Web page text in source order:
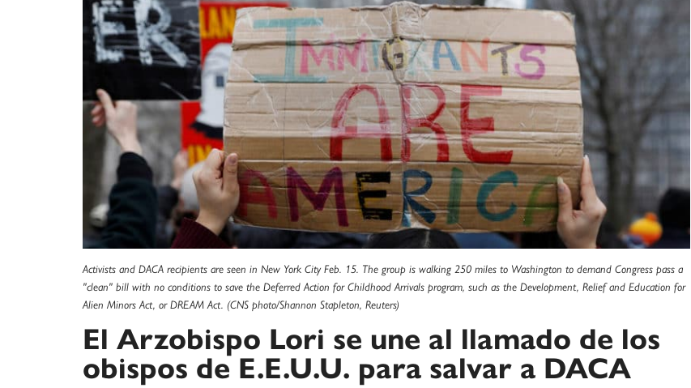
Activists and DACA recipients are seen in New York City Feb. 15. The group is walking 250 miles to Washington to demand Congress pass a
"clean" bill with no conditions to save the Deferred Action for Childhood Arrivals program, such as the Development, Relief and Education for
Alien Minors Act, or DREAM Act. (CNS photo/Shannon Stapleton, Reuters)
El Arzobispo Lori se une al llamado de los
obispos de E.E.U.U. para salvar a DACA